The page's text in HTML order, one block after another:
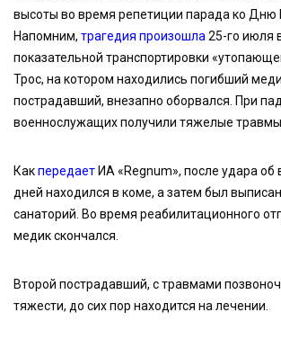
высоты во время репетиции парада ко Дню
Напомним, трагедия произошла25-го июля
показательной транспортировки
Трос, на котором находились погибший
пострадавший, внезапно оборвался. При
военнослужащих получили тяжелые
Какпередает ИА «Regnum», после удара об
дней находился в коме, а затем был
санаторий. Во время реабилитационного
медик скончался.
Второй пострадавший, с травмами
тяжести, до сих пор находится на лечении.